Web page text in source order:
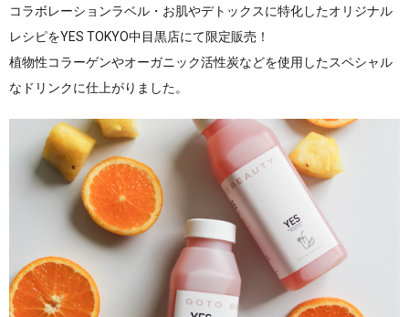
コラボレーションラベル・お肌やデトックスに特化したオリジナル
レシピをYES TOKYO中目黒店にて限定販売！
植物性コラーゲンやオーガニック活性炭などを使用したスペシャル
なドリンクに仕上がりました。